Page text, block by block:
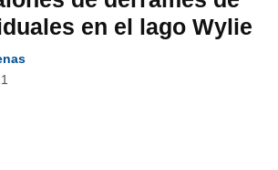
en el lago Wylie